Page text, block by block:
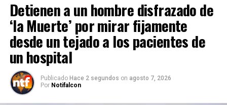
Detienen a un hombre disfrazado de
‘la Muerte’ por mirar fijamente
desde un tejado a los pacientes de
un hospital
Publicado Hace 2 segundos on agosto 7, 2026
Por Notifalcon